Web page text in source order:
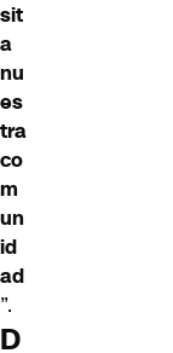
sit
a
nu
es
tra
co
m
un
id
ad
”.
D